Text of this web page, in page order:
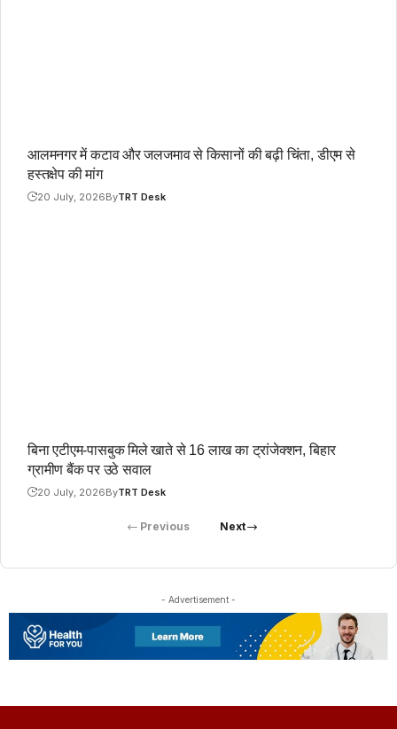
आलमनगर में कटाव और जलजमाव से किसानों की बढ़ी चिंता, डीएम से
हस्तक्षेप की मांग
20 July, 2026ByTRT Desk
बिना एटीएम-पासबुक मिले खाते से 16 लाख का ट्रांजेक्शन, बिहार
ग्रामीण बैंक पर उठे सवाल
20 July, 2026ByTRT Desk
Previous Next
- Advertisement -